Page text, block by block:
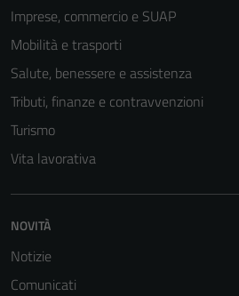
Imprese, commercio e SUAP
Mobilità e trasporti
Salute, benessere e assistenza
Tributi, finanze e contravvenzioni
Turismo
Vita lavorativa
NOVITÀ
Notizie
Comunicati